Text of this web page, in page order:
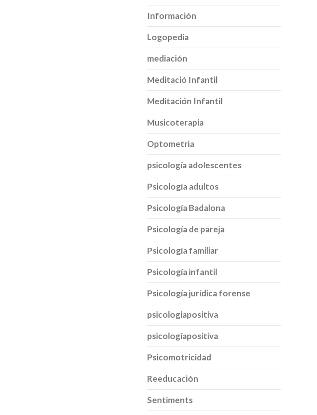
Información
Logopedia
mediación
Meditació Infantil
Meditación Infantil
Musicoterapia
Optometria
psicología adolescentes
Psicología adultos
Psicología Badalona
Psicología de pareja
Psicología familiar
Psicología infantil
Psicología jurídica forense
psicologiapositiva
psicologíapositiva
Psicomotricidad
Reeducación
Sentiments